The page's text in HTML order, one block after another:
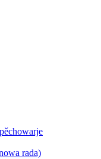
rada)